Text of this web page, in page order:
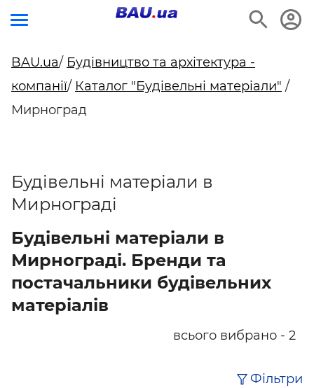
BAU.ua/ Будівництво та архітектура -
компанії/ Каталог "Будівельні матеріали" /
Мирноград
Будівельні матеріали в
Мирнограді
Будівельні матеріали в
Мирнограді. Бренди та
постачальники будівельних
матеріалів
всього вибрано - 2
Фільтри